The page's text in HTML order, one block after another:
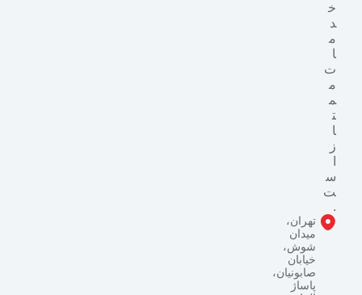
خ
د
م
ا
ت
م
م
ت
ا
ز
س
ت
.
تهران،
میدان
شوش،
خیابان
صابونیان،
پاساژ